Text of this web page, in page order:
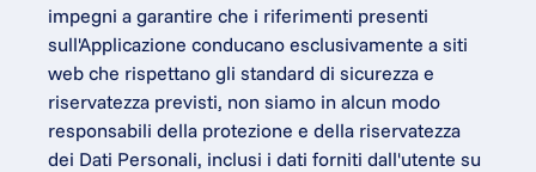
impegni a garantire che i riferimenti presenti
sull'Applicazione conducano esclusivamente a siti
web che rispettano gli standard di sicurezza e
riservatezza previsti, non siamo in alcun modo
responsabili della protezione e della riservatezza
dei Dati Personali, inclusi i dati forniti dall'utente su